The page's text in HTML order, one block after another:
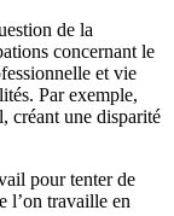
de la
concernant le
et vie
Par exemple,
créant une disparité
pour tenter de
l’on travaille en